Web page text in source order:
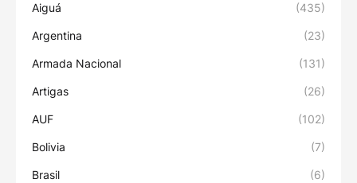
Aiguá (435)
Argentina (23)
Armada Nacional (131)
Artigas (26)
AUF (102)
Bolivia (7)
Brasil (6)